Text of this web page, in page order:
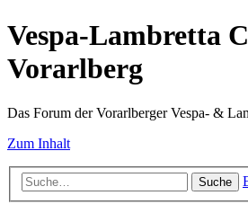
Vespa-Lambretta
Vorarlberg
Das Forum der Vorarlberger Vespa- &
Zum Inhalt
Suche